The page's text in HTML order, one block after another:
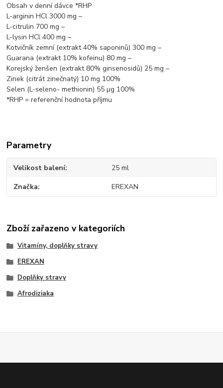
Obsah v denní dávce *RHP
L-arginin HCl 3000 mg –
L-citrulin 700 mg –
L-lysin HCl 400 mg –
Kotvičník zemní (extrakt 40% saponinů) 300 mg –
Guarana (extrakt 10% kofeinu) 80 mg –
Korejský ženšen (extrakt 80% ginsenosidů) 25 mg –
Zinek (citrát zinečnatý) 10 mg 100%
Selen (L-seleno- methionin) 55 µg 100%
*RHP = referenční hodnota příjmu
Parametry
Velikost balení 25 ml
Značka EREXAN
Zboží zařazeno v kategoriích
Vitamíny, doplňky stravy
EREXAN
Doplňky stravy
Afrodiziaka